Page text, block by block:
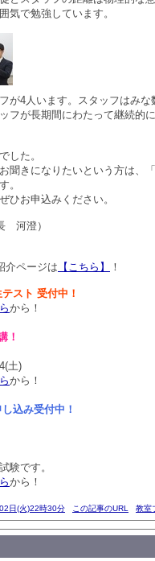
気で勉強しています。
が4人います。スタッフはみな
フが長期間にわたって継続的
した。
聞きになりたいという方は、
。
ひお申込みください。
河澄）
介ページは 【こちら】 ！
スト 受付中！
から！
！
土)
から！
込み受付中！
験です。
から！
日(火)22時30分 この記事のURL 教室